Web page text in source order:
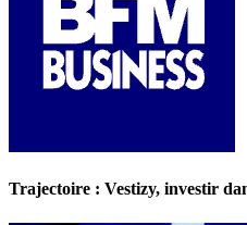
Trajectoire : Vestizy, investir